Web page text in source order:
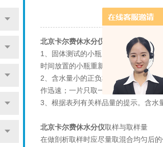
北京卡尔费休水分仪
制样规范
1、固体测试的小瓶充分干燥（一般
时间放置的小瓶重新烘烤。
2、含水量小的正负极粉、极片、电
作迅速；一片只取一个样，一个样制
3、根据表列有关样品量的提示。含水
北京卡尔费休水分仪取样与取样量
在做剖析取样时应尽量取混合均匀后